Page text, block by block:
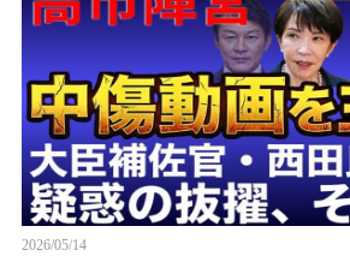
2026/05/14